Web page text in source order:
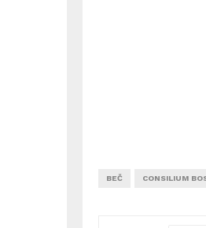
BEČ CONSILIUM